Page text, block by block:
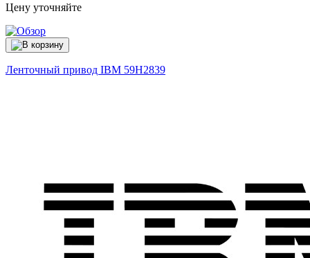
Цену уточняйте
Ленточный привод IBM 59H2839